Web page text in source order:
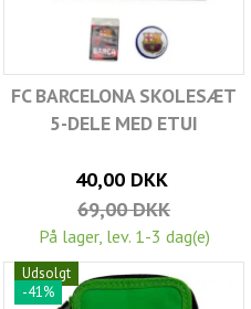
FC BARCELONA SKOLESÆT
5-DELE MED ETUI
40,00 DKK
69,00 DKK
På lager, lev. 1-3 dag(e)
Udsolgt
-41%